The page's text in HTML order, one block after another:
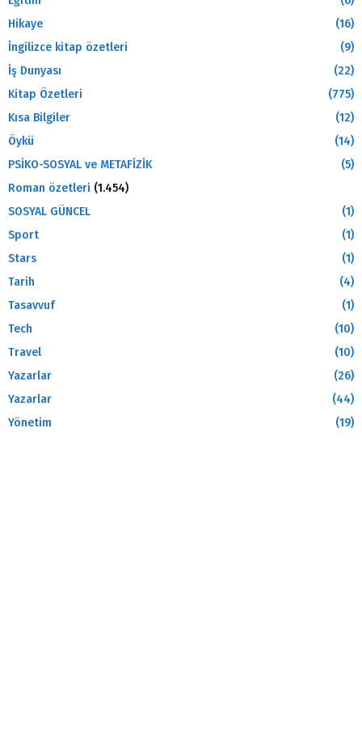
Hikaye
(16)
İngilizce kitap özetleri
(9)
İş Dunyası
(22)
Kitap Özetleri
(775)
Kısa Bilgiler
(12)
Öykü
(14)
PSİKO-SOSYAL ve METAFİZİK
(5)
Roman özetleri (1.454)
SOSYAL GÜNCEL
(1)
Sport
(1)
Stars
(1)
Tarih
(4)
Tasavvuf
(1)
Tech
(10)
Travel
(10)
Yazarlar
(26)
Yazarlar
(44)
Yönetim
(19)